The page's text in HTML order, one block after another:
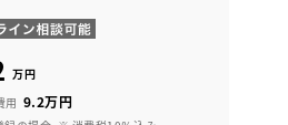
万円
用 9.2万円